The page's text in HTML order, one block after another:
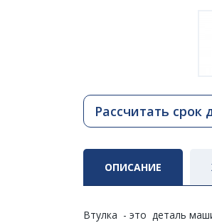
Рассчитать срок
ОПИСАНИЕ
Втулка - это деталь